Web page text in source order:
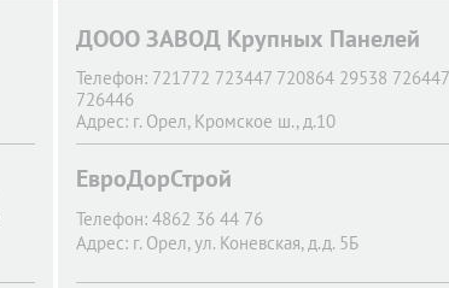
ДООО ЗАВОД Крупных Панелей
Телефон: 721772 723447 720864 29538 726447
726446
Адрес: г. Орел, Кромское ш., д.10
ЕвроДорСтрой
Телефон: 4862 36 44 76
Адрес: г. Орел, ул. Коневская, д.д. 5Б